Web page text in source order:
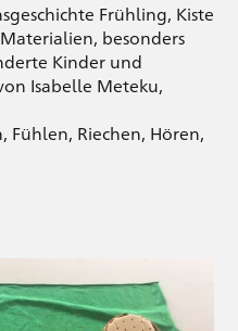
Frühling, Kiste
besonders
Kinder und
Isabelle Meteku,
Fühlen, Riechen, Hören,